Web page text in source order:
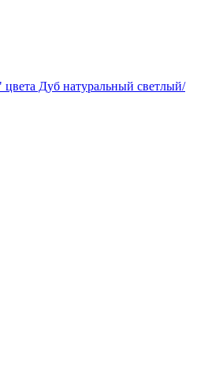
Дуб натуральный светлый/